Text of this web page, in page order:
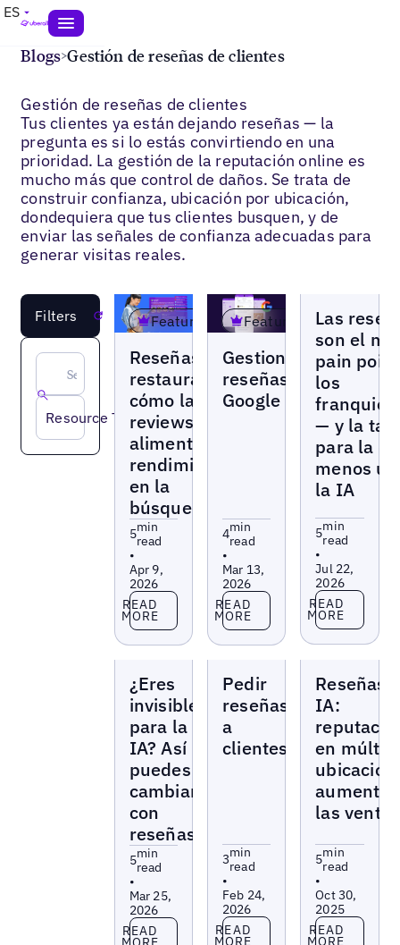
ES
Blogs>Gestión de reseñas de clientes
Gestión de reseñas de clientes
Tus clientes ya están dejando reseñas — la
pregunta es si lo estás convirtiendo en una
prioridad. La gestión de la reputación online es
mucho más que control de daños. Se trata de
construir confianza, ubicación por ubicación,
dondequiera que tus clientes busquen, y de
enviar las señales de confianza adecuadas para
generar visitas reales.
Filters Reset
Resource Type
Featured
Reseñas de
restaurantes:
cómo las
reviews
alimentan tu
rendimiento
en la
búsqueda IA
5min
read
•
Apr 9,
2026
Read more
READ
MORE
Featured
Gestionar
reseñas
Google
4min
read
•
Mar 13,
2026
Read more
READ
MORE
Las
son el
pain
los
— y la
para la
menos
la IA
5min
read
•
Jul 22,
2026
Read more
READ
MORE
¿Eres
invisible
para la
IA? Así
puedes
cambiarlo
con
reseñas
5min
read
•
Mar 25,
2026
Read more
READ
Pedir
reseñas
a
clientes
3min
read
•
Feb 24,
2026
Read more
READ
MORE
Reseñas
IA:
en
aumento
las ventas
5min
read
•
Oct 30,
2025
Read more
READ
MORE